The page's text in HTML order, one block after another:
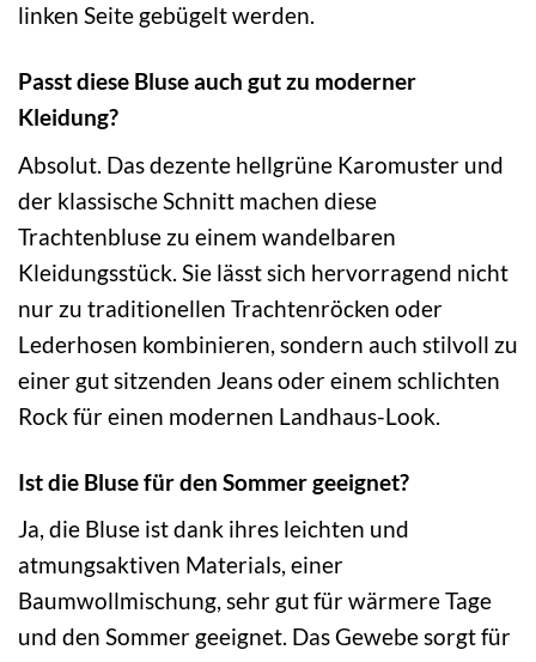
linken Seite gebügelt werden.
Passt diese Bluse auch gut zu moderner
Kleidung?
Absolut. Das dezente hellgrüne Karomuster und
der klassische Schnitt machen diese
Trachtenbluse zu einem wandelbaren
Kleidungsstück. Sie lässt sich hervorragend nicht
nur zu traditionellen Trachtenröcken oder
Lederhosen kombinieren, sondern auch stilvoll zu
einer gut sitzenden Jeans oder einem schlichten
Rock für einen modernen Landhaus-Look.
Ist die Bluse für den Sommer geeignet?
Ja, die Bluse ist dank ihres leichten und
atmungsaktiven Materials, einer
Baumwollmischung, sehr gut für wärmere Tage
und den Sommer geeignet. Das Gewebe sorgt für